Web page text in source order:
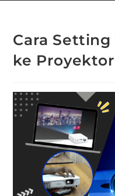
Cara
ke Proyektor